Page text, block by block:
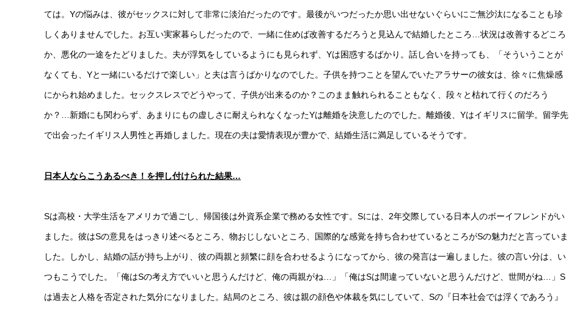
ては。Yの悩みは、彼がセックスに対して非常に淡泊だったのです。最後がいつだったか思い出せないぐらいにご無沙汰になることも珍
しくありませんでした。お互い実家暮らしだったので、一緒に住めば改善するだろうと見込んで結婚したところ…状況は改善するどころ
か、悪化の一途をたどりました。夫が浮気をしているようにも見られず、Yは困惑するばかり。話し合いを持っても、「そういうことが
なくても、Yと一緒にいるだけで楽しい」と夫は言うばかりなのでした。子供を持つことを望んでいたアラサーの彼女は、徐々に焦燥感
にかられ始めました。セックスレスでどうやって、子供が出来るのか？このまま触れられることもなく、段々と枯れて行くのだろう
か？…新婚にも関わらず、あまりにもの虚しさに耐えられなくなったYは離婚を決意したのでした。離婚後、Yはイギリスに留学。留学先
で出会ったイギリス人男性と再婚しました。現在の夫は愛情表現が豊かで、結婚生活に満足しているそうです。
日本人ならこうあるべき！を押し付けられた結果…
Sは高校・大学生活をアメリカで過ごし、帰国後は外資系企業で務める女性です。Sには、2年交際している日本人のボーイフレンドがい
ました。彼はSの意見をはっきり述べるところ、物おじしないところ、国際的な感覚を持ち合わせているところがSの魅力だと言っていま
した。しかし、結婚の話が持ち上がり、彼の両親と頻繁に顔を合わせるようになってから、彼の発言は一遍しました。彼の言い分は、い
つもこうでした。「俺はSの考え方でいいと思うんだけど、俺の両親がね…」「俺はSは間違っていないと思うんだけど、世間がね…」S
は過去と人格を否定された気分になりました。結局のところ、彼は親の顔色や体裁を気にしていて、Sの『日本社会では浮くであろう』